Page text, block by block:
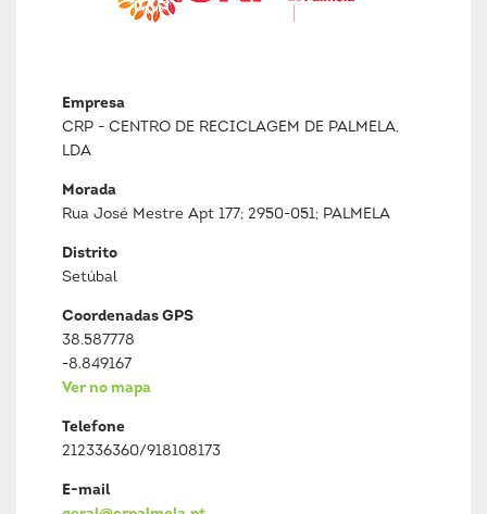
Empresa
CRP - CENTRO DE RECICLAGEM DE PALMELA,
LDA
Morada
Rua José Mestre Apt 177; 2950-051; PALMELA
Distrito
Setúbal
Coordenadas GPS
38.587778
-8.849167
Ver no mapa
Telefone
212336360/918108173
E-mail